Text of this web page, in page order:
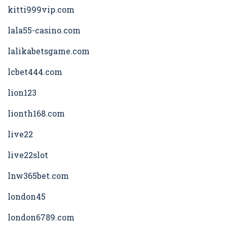
kitti999vip.com
lala55-casino.com
lalikabetsgame.com
lcbet444.com
lion123
lionth168.com
live22
live22slot
lnw365bet.com
london45
london6789.com